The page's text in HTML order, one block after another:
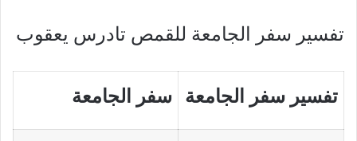
تفسير سفر الجامعة للقمص تادرس يعقوب
تفسير سفر الجامعة سفر الجامعة